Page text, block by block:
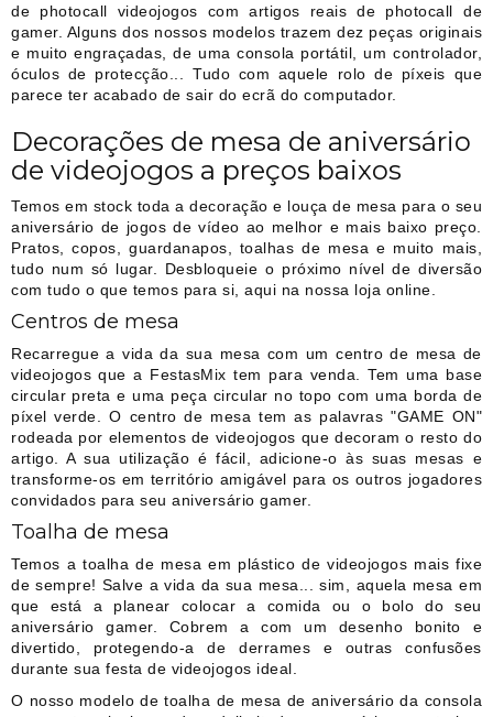
de photocall videojogos com artigos reais de photocall de
gamer. Alguns dos nossos modelos trazem dez peças originais
e muito engraçadas, de uma consola portátil, um controlador,
óculos de protecção... Tudo com aquele rolo de píxeis que
parece ter acabado de sair do ecrã do computador.
Decorações de mesa de aniversário
de videojogos a preços baixos
Temos em stock toda a decoração e louça de mesa para o seu
aniversário de jogos de vídeo ao melhor e mais baixo preço.
Pratos, copos, guardanapos, toalhas de mesa e muito mais,
tudo num só lugar. Desbloqueie o próximo nível de diversão
com tudo o que temos para si, aqui na nossa loja online.
Centros de mesa
Recarregue a vida da sua mesa com um centro de mesa de
videojogos que a FestasMix tem para venda. Tem uma base
circular preta e uma peça circular no topo com uma borda de
píxel verde. O centro de mesa tem as palavras "GAME ON"
rodeada por elementos de videojogos que decoram o resto do
artigo. A sua utilização é fácil, adicione-o às suas mesas e
transforme-os em território amigável para os outros jogadores
convidados para seu aniversário gamer.
Toalha de mesa
Temos a toalha de mesa em plástico de videojogos mais fixe
de sempre! Salve a vida da sua mesa... sim, aquela mesa em
que está a planear colocar a comida ou o bolo do seu
aniversário gamer. Cobrem a com um desenho bonito e
divertido, protegendo-a de derrames e outras confusões
durante sua festa de videojogos ideal.
O nosso modelo de toalha de mesa de aniversário da consola